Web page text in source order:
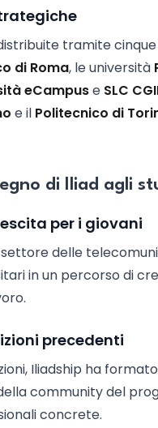
tramite
di Roma, le università
eCampuse SLC
e il Politecnico di
di Iliad agli
per i giovani
delle
in un percorso di
precedenti
Iliadship ha
community del
concrete.